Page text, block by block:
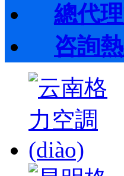
總代
咨詢